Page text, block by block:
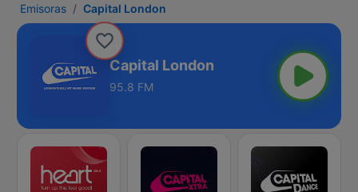
Emisoras Capital London
Capital London
95.8 FM